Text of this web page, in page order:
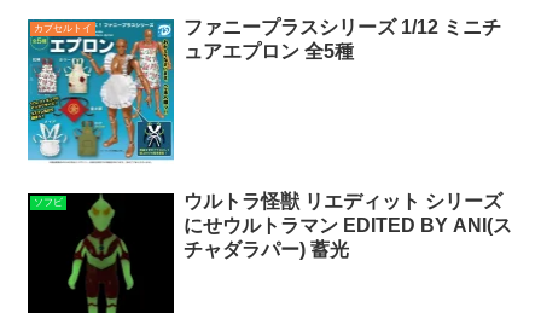
カプセルトイ
ファニープラスシリーズ 1/12 ミニチ
ュアエプロン 全5種
ソフビ
ウルトラ怪獣 リエディット シリーズ
にせウルトラマン EDITED BY ANI(ス
チャダラパー) 蓄光